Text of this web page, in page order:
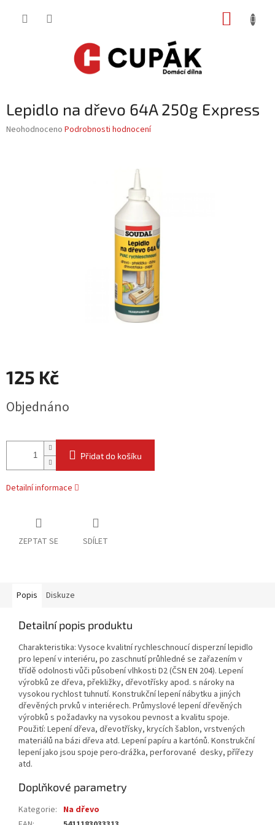
Lepidlo na dřevo 64A 250g Express
Průměrné
Neohodnoceno Podrobnosti hodnocení
125 Kč
cena:
Objednáno
Přidat do košíku
Detailní informace
ZEPTAT SE SDÍLET
Popis Diskuze
Detailní popis produktu
Charakteristika: Vysoce kvalitní rychleschnoucí disperzní lepidlo
pro lepení v interiéru, po zaschnutí průhledné se zařazením v
třídě odolnosti vůči působení vlhkosti D2 (ČSN EN 204). Lepení
výrobků ze dřeva, překližky, dřevotřísky apod. s nároky na
vysokou rychlost tuhnutí. Konstrukční lepení nábytku a jiných
dřevěných prvků v interiérech. Průmyslové lepení dřevěných
výrobků s požadavky na vysokou pevnost a kvalitu spoje.
Použití: Lepení dřeva, dřevotřísky, krycích šablon, vrstvených
materiálů na bázi dřeva atd. Lepení papíru a kartónů. Konstrukční
lepení jako jsou spoje pero-drážka, perforované desky, přířezy
atd.
Doplňkové parametry
Kategorie: Na dřevo